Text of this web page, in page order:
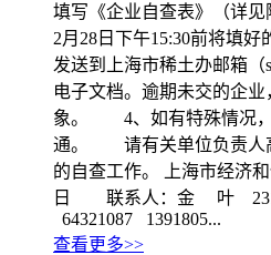
填写《企业自查表》（详
2月28日下午15:30前将填
发送到上海市稀土办邮箱（
电子文档。逾期未交的企
象。 4、如有特殊情况，
通。 请有关单位负责人
的自查工作。 上海市经济
日 联系人：金
64321087 1391805...
查看更多>>